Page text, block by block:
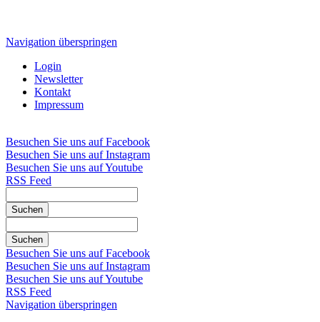
Navigation überspringen
Login
Newsletter
Kontakt
Impressum
Besuchen Sie uns auf Facebook
Besuchen Sie uns auf Instagram
Besuchen Sie uns auf Youtube
RSS Feed
Suchen
Suchen
Besuchen Sie uns auf Facebook
Besuchen Sie uns auf Instagram
Besuchen Sie uns auf Youtube
RSS Feed
Navigation überspringen